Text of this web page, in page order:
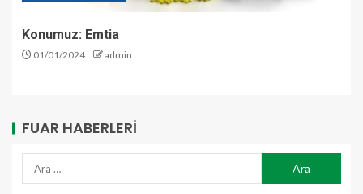
Konumuz: Emtia
01/01/2024 admin
FUAR HABERLERI